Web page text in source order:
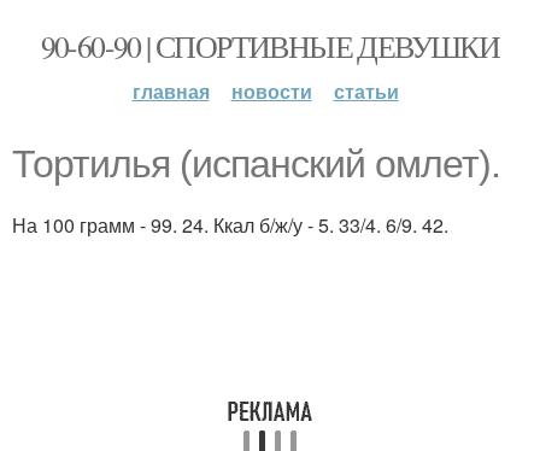
90-60-90 | СПОРТИВНЫЕ ДЕВУШКИ
главная новости статьи
Тортилья (испанский омлет).
На 100 грамм - 99. 24. Ккал б/ж/у - 5. 33/4. 6/9. 42.